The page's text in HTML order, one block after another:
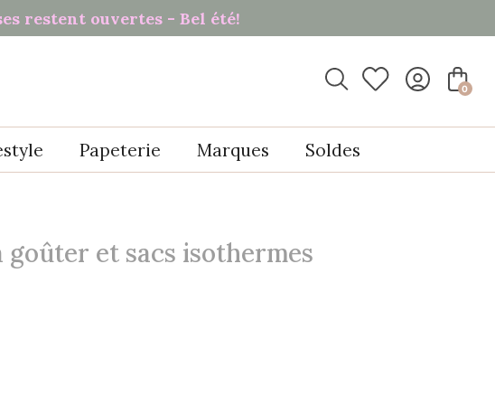
restent ouvertes - Bel été!
 0
Papeterie Marques Soldes
goûter et sacs isothermes